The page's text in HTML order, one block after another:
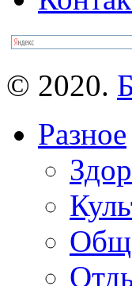
© 2020.
Разное